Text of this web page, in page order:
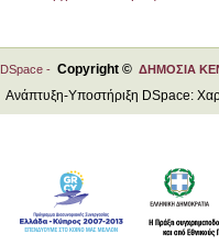
DSpace - Copyright © ΔΗΜΟΣΙΑ
Ανάπτυξη-Υποστήριξη DSpace: